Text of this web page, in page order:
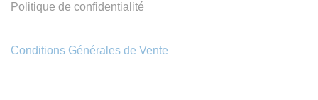
Politique de confidentialité
Conditions Générales de Vente